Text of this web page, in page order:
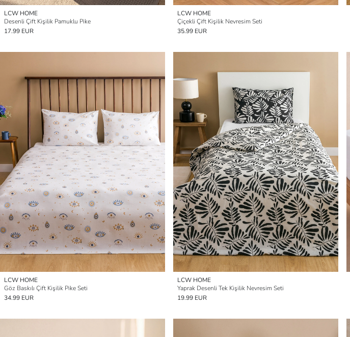
LCW HOME
Desenli Çift Kişilik Pamuklu Pike
17.99 EUR
LCW HOME
Çiçekli Çift Kişilik Nevresim Seti
35.99 EUR
LCW HOME
Göz Baskılı Çift Kişilik Pike Seti
34.99 EUR
LCW HOME
Yaprak Desenli Tek Kişilik Nevresim Seti
19.99 EUR